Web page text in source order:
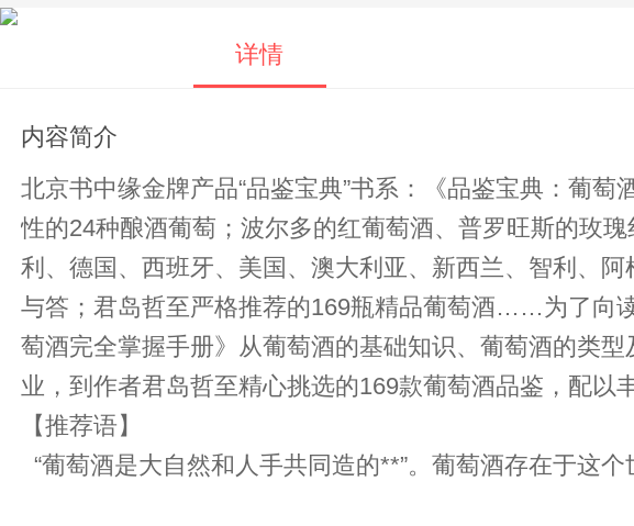
详情
内容简介
北京书中缘金牌产品“品鉴宝典”书系：《品鉴宝典：葡
性的24种酿酒葡萄；波尔多的红葡萄酒、普罗旺斯的玫
利、德国、西班牙、美国、澳大利亚、新西兰、智利、
与答；君岛哲至严格推荐的169瓶精品葡萄酒……为了向
萄酒完全掌握手册》从葡萄酒的基础知识、葡萄酒的类
业，到作者君岛哲至精心挑选的169款葡萄酒品鉴，配以
【推荐语】
“葡萄酒是大自然和人手共同造的**”。葡萄酒存在于这
的一刹那，散发着令人痴迷沉醉的醇香，这一刻，大家